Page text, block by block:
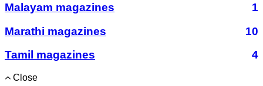
Malayam magazines
1
Marathi magazines
10
Tamil magazines
4
Close